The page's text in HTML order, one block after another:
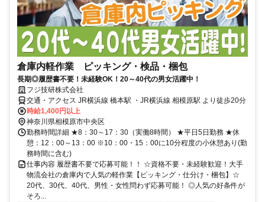
倉庫内軽作業 ピッキング・検品・梱包
長期◎履歴書不要！未経験OK！20～40代の男女活躍中！
フジ技研株式会社
交通・アクセス JR横浜線 橋本駅 ・JR横浜線 相模原駅 より徒歩20分
時給1,400円以上
神奈川県相模原市中央区
勤務時間詳細 ★8：30～17：30（実働8時間） ★平日5日勤務 ★休
憩：12：00～13：00 ※10：00・15：00に10分程度の小休憩あり(勤
務時間に含む)
仕事内容 履歴書不要で応募可能！！ ☆資格不要・未経験歓迎！大手
物流会社の倉庫内で人気の軽作業【ピッキング・仕分け・梱包】☆
20代、30代、40代、男性・女性問わず応募可能！ ◎人気の好条件が
そろ...